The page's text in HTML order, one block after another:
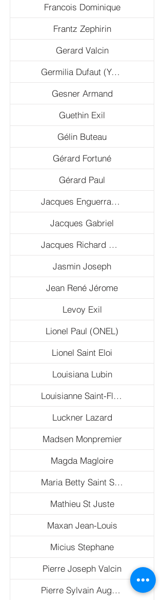
touchent profondément et
préservent l'esprit vibrant d'Haïti.
Francois Dominique
Frantz Zephirin
Gerard Valcin
Germilia Dufaut (YAYA)
Gesner Armand
Guethin Exil
Gélin Buteau
Gérard Fortuné
Gérard Paul
Jacques Enguerrand Gourgue
Jacques Gabriel
Jacques Richard Chery
Jasmin Joseph
Jean René Jérome
Levoy Exil
Lionel Paul (ONEL)
Lionel Saint Eloi
Louisiana Lubin
Louisianne Saint-Fleurant
Luckner Lazard
Madsen Monpremier
Magda Magloire
Maria Betty Saint Surin
Mathieu St Juste
Maxan Jean-Louis
Micius Stephane
Pierre Joseph Valcin
Pierre Sylvain Augustin (Payas)